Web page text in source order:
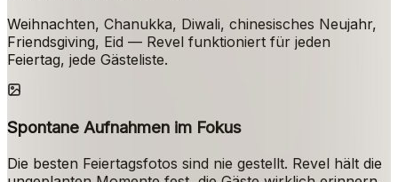
Weihnachten, Chanukka, Diwali, chinesisches Neujahr,
Friendsgiving, Eid — Revel funktioniert für jeden
Feiertag, jede Gästeliste.
Spontane Aufnahmen im Fokus
Die besten Feiertagsfotos sind nie gestellt. Revel hält die